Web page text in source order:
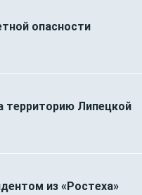
опасности
территорию Липецкой
из «Ростеха»